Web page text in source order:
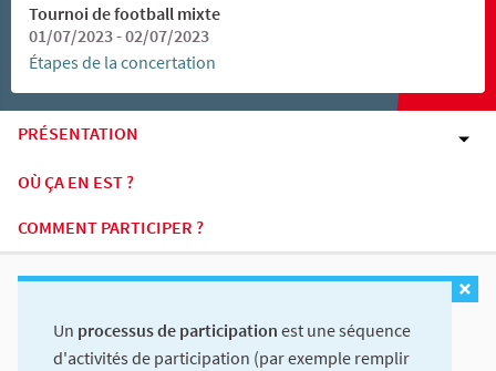
Tournoi de football mixte
01/07/2023 - 02/07/2023
Étapes de la concertation
PRÉSENTATION
OÙ ÇA EN EST ?
COMMENT PARTICIPER ?
Un processus de participation est une séquence
d'activités de participation (par exemple remplir